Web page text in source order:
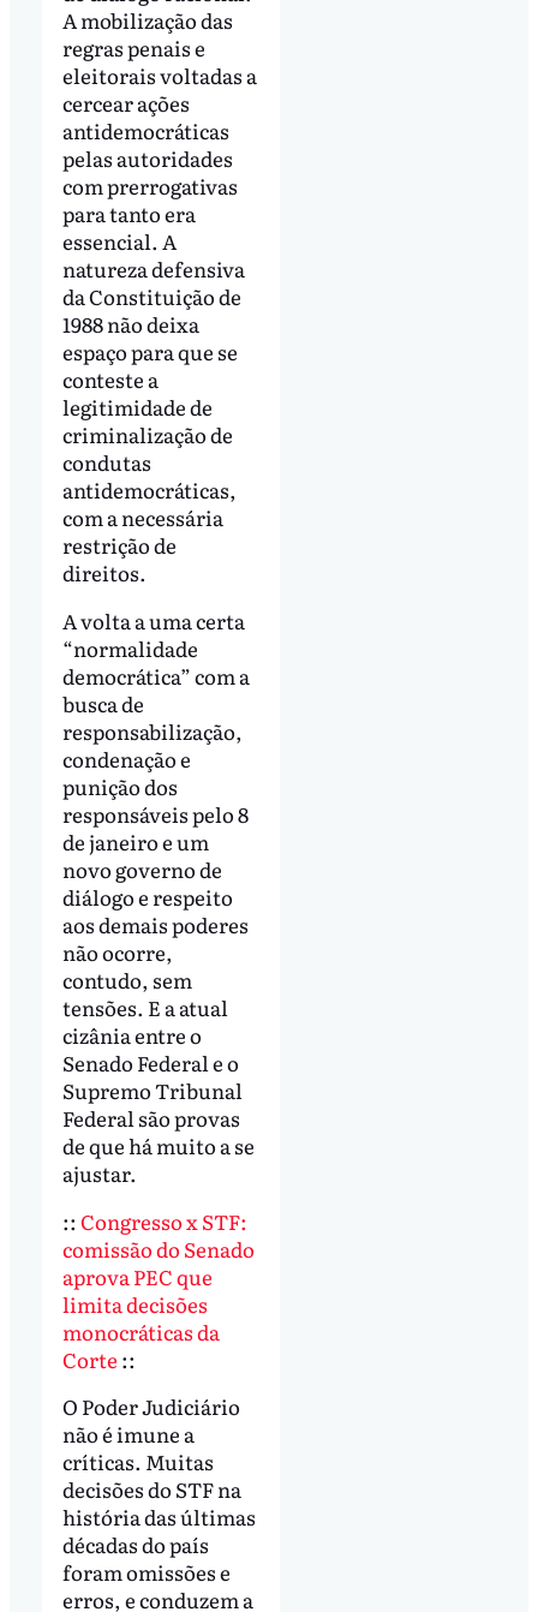
A mobilização das
regras penais e
eleitorais voltadas a
cercear ações
antidemocráticas
pelas autoridades
com prerrogativas
para tanto era
essencial. A
natureza defensiva
da Constituição de
1988 não deixa
espaço para que se
conteste a
legitimidade de
criminalização de
condutas
antidemocráticas,
com a necessária
restrição de
direitos.
A volta a uma certa
“normalidade
democrática” com a
busca de
responsabilização,
condenação e
punição dos
responsáveis pelo 8
de janeiro e um
novo governo de
diálogo e respeito
aos demais poderes
não ocorre,
contudo, sem
tensões. E a atual
cizânia entre o
Senado Federal e o
Supremo Tribunal
Federal são provas
de que há muito a se
ajustar.
:: Congresso x STF:
comissão do Senado
aprova PEC que
limita decisões
monocráticas da
Corte ::
O Poder Judiciário
não é imune a
críticas. Muitas
decisões do STF na
história das últimas
décadas do país
foram omissões e
erros, e conduzem a